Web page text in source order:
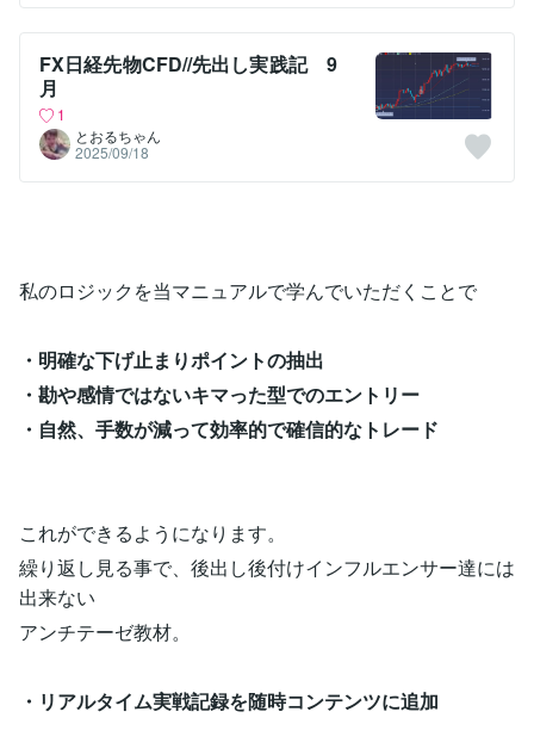
FX日経先物CFD//先出し実践記 9
月
1
とおるちゃん
2025/09/18
私のロジックを当マニュアルで学んでいただくことで
・明確な下げ止まりポイントの抽出
・勘や感情ではないキマった型でのエントリー
・自然、手数が減って効率的で確信的なトレード
これができるようになります。
繰り返し見る事で、後出し後付けインフルエンサー達には
出来ない
アンチテーゼ教材。
・リアルタイム実戦記録を随時コンテンツに追加